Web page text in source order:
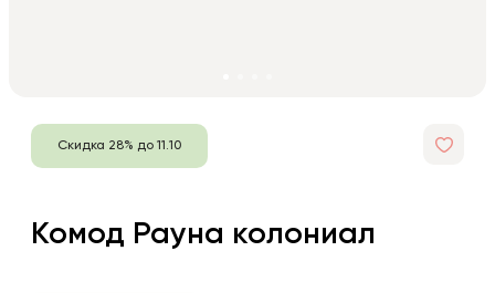
Скидка 28% до 11.10
Комод Рауна колониал